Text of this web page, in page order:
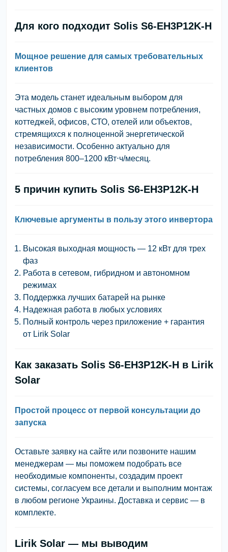
Для кого подходит Solis S6-EH3P12K-H
Мощное решение для самых требовательных
клиентов
Эта модель станет идеальным выбором для
частных домов с высоким уровнем потребления,
коттеджей, офисов, СТО, отелей или объектов,
стремящихся к полноценной энергетической
независимости. Особенно актуально для
потребления 800–1200 кВт⋅ч/месяц.
5 причин купить Solis S6-EH3P12K-H
Ключевые аргументы в пользу этого инвертора
Высокая выходная мощность — 12 кВт для трех
фаз
Работа в сетевом, гибридном и автономном
режимах
Поддержка лучших батарей на рынке
Надежная работа в любых условиях
Полный контроль через приложение + гарантия
от Lirik Solar
Как заказать Solis S6-EH3P12K-H в Lirik
Solar
Простой процесс от первой консультации до
запуска
Оставьте заявку на сайте или позвоните нашим
менеджерам — мы поможем подобрать все
необходимые компоненты, создадим проект
системы, согласуем все детали и выполним монтаж
в любом регионе Украины. Доставка и сервис — в
комплекте.
Lirik Solar — мы выводим